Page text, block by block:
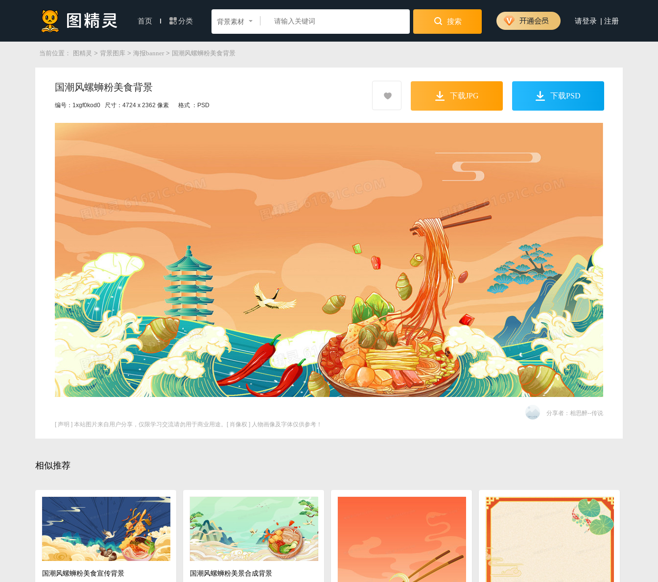
首页 分类 背景素材 搜索 请登录 | 注册
当前位置： 图精灵 > 背景图库 > 海报banner > 国潮风螺蛳粉美食背景
国潮风螺蛳粉美食背景
编号：1xgf0kod0 尺寸：4724 x 2362 像素 格式 ：PSD
下载JPG 下载PSD
分享者：相思醉--传说
[ 声明 ] 本站图片来自用户分享，仅限学习交流请勿用于商业用途。[ 肖像权 ] 人物画像及字体仅供参考！
相似推荐
国潮风螺蛳粉美食宣传背景 国潮风螺蛳粉美景合成背景